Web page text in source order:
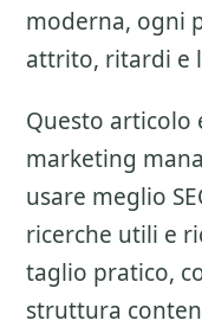
moderna, ogni
attrito, ritardi e
Questo articolo
marketing
usare meglio
ricerche utili e
taglio pratico,
struttura